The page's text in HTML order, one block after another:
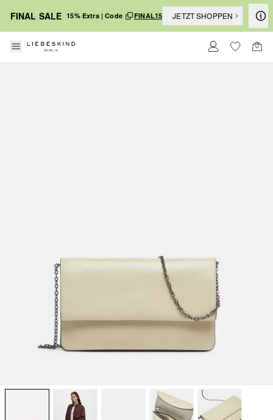
FINAL SALE 15% Extra | Code FINAL15 JETZT SHOPPEN